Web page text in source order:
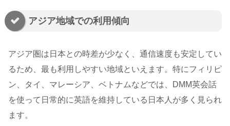
アジア地域での利用傾向
アジア圏は日本との時差が少なく、通信速度も安定してい
るため、最も利用しやすい地域といえます。特にフィリピ
ン、タイ、マレーシア、ベトナムなどでは、DMM英会話
を使って日常的に英語を維持している日本人が多く見られ
ます。